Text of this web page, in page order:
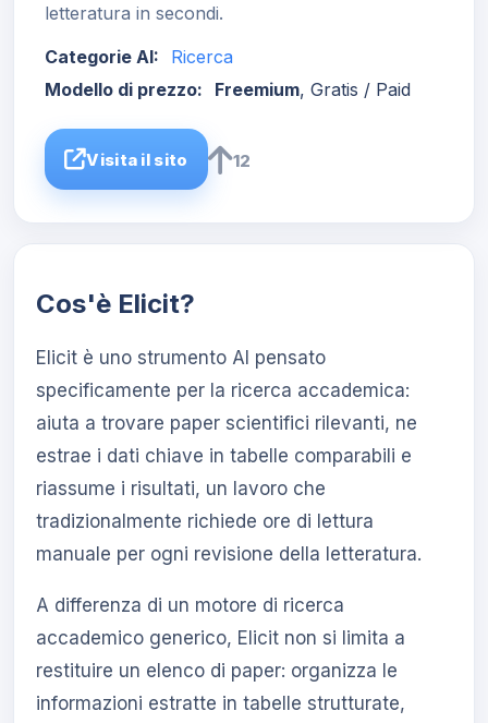
letteratura in secondi.
Categorie AI:
Ricerca
Modello di prezzo:
Freemium, Gratis / Paid
Visita il sito 12
Cos'è Elicit?
Elicit è uno strumento AI pensato
specificamente per la ricerca accademica:
aiuta a trovare paper scientifici rilevanti, ne
estrae i dati chiave in tabelle comparabili e
riassume i risultati, un lavoro che
tradizionalmente richiede ore di lettura
manuale per ogni revisione della letteratura.
A differenza di un motore di ricerca
accademico generico, Elicit non si limita a
restituire un elenco di paper: organizza le
informazioni estratte in tabelle strutturate,